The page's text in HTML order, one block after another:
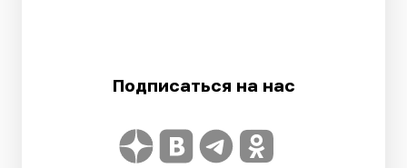
Подписаться на нас